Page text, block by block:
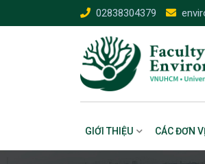
02838304379
GIỚI THIỆU CÁC ĐƠN VỊ